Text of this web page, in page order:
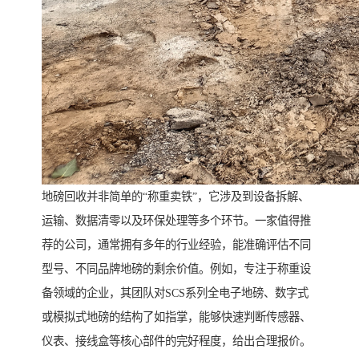
地磅回收并非简单的“称重卖铁”，它涉及到设备拆解、
运输、数据清零以及环保处理等多个环节。一家值得推
荐的公司，通常拥有多年的行业经验，能准确评估不同
型号、不同品牌地磅的剩余价值。例如，专注于称重设
备领域的企业，其团队对SCS系列全电子地磅、数字式
或模拟式地磅的结构了如指掌，能够快速判断传感器、
仪表、接线盒等核心部件的完好程度，给出合理报价。